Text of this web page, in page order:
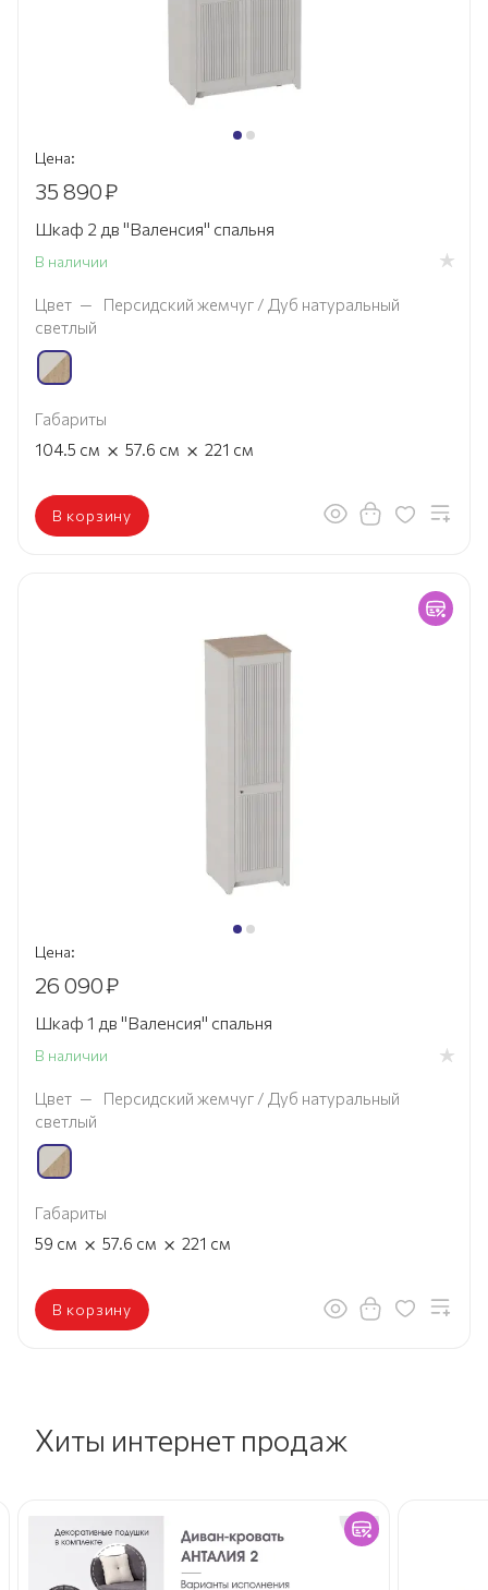
Цена:
35 890₽
Шкаф 2 дв "Валенсия" спальня
В наличии
Цвет —
Персидский жемчуг / Дуб натуральный
светлый
Габариты
104.5 см × 57.6 см × 221 см
В корзину
Цена:
26 090₽
Шкаф 1 дв "Валенсия" спальня
В наличии
Цвет —
Персидский жемчуг / Дуб натуральный
светлый
Габариты
59 см × 57.6 см × 221 см
В корзину
Хиты интернет продаж